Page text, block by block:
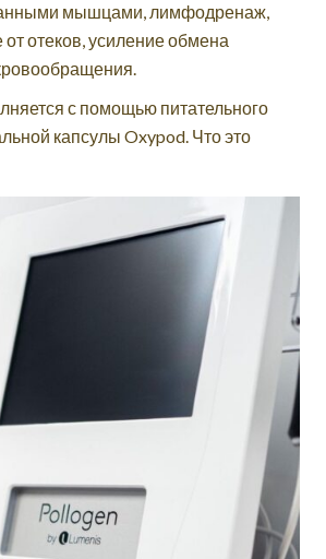
мышцами, лимфодренаж,
от отеков, усиление обмена
с помощью питательного
капсулы Oxypod. Что это